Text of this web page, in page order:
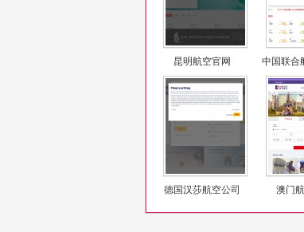
昆明航空官网
中国联合
德国汉莎航空公司 澳门